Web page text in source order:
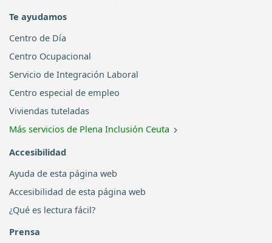
Te ayudamos
Centro de Día
Centro Ocupacional
Servicio de Integración Laboral
Centro especial de empleo
Viviendas tuteladas
Más servicios de Plena Inclusión Ceuta
Accesibilidad
Ayuda de esta página web
Accesibilidad de esta página web
¿Qué es lectura fácil?
Prensa